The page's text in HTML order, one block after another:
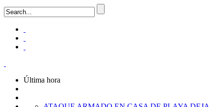
Última hora